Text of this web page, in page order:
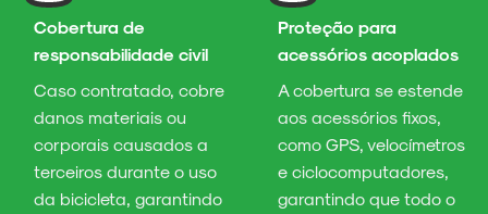
Cobertura de
responsabilidade civil
Caso contratado, cobre
danos materiais ou
corporais causados a
terceiros durante o uso
da bicicleta, garantindo
Proteção para
acessórios acoplados
A cobertura se estende
aos acessórios fixos,
como GPS, velocímetros
e ciclocomputadores,
garantindo que todo o